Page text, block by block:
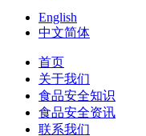
English
中文简体
首页
关于我们
食品安全知识
食品安全资讯
联系我们